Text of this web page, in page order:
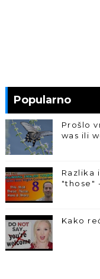
Popularno
Prošlo
was ili
Razlika
"those"
Kako